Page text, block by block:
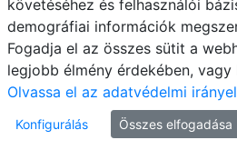
© MATE
követéséhez és felhasználói
demográfiai információk
Fogadja el az összes sütit a
legjobb élmény érdekében,
Olvassa el az adatvédelmi
Konfigurálás Összes elfogadása